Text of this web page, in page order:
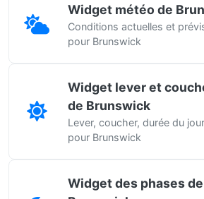
Widget météo de
Conditions actuelles et
pour Brunswick
Widget lever et
de Brunswick
Lever, coucher, durée du
pour Brunswick
Widget des phases